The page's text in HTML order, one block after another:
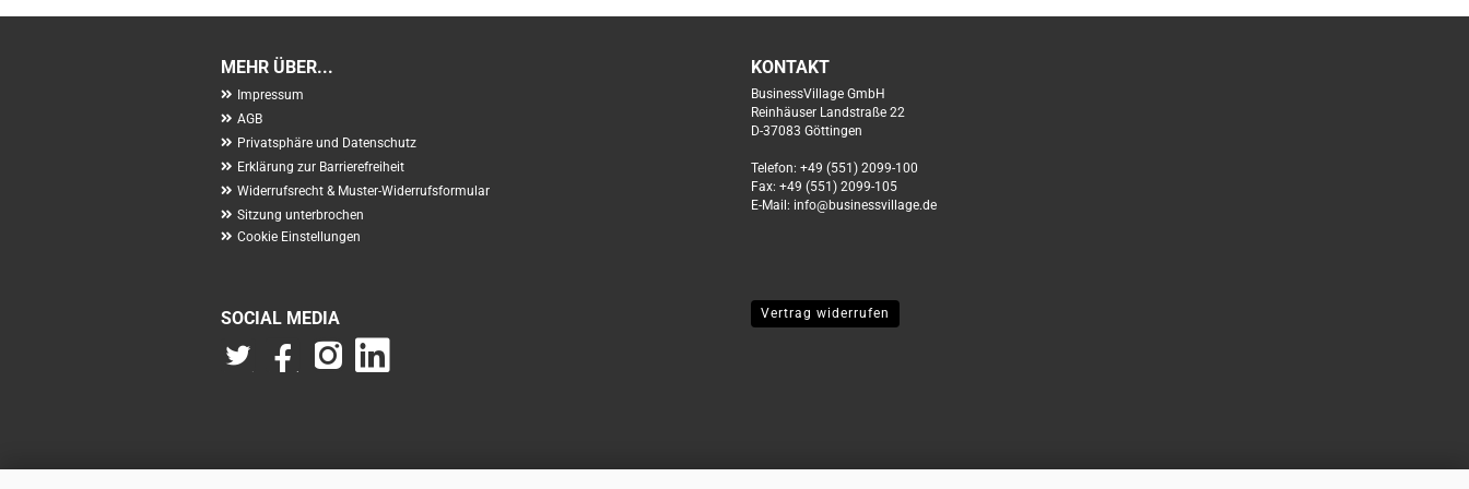
MEHR ÜBER...
Impressum
AGB
Privatsphäre und Datenschutz
Erklärung zur Barrierefreiheit
Widerrufsrecht & Muster-Widerrufsformular
Sitzung unterbrochen
Cookie Einstellungen
KONTAKT
BusinessVillage GmbH
Reinhäuser Landstraße 22
D-37083 Göttingen
Telefon: +49 (551) 2099-100
Fax: +49 (551) 2099-105
E-Mail: info@businessvillage.de
SOCIAL MEDIA Vertrag widerrufen